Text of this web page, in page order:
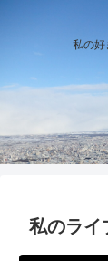
私の好
私のライ